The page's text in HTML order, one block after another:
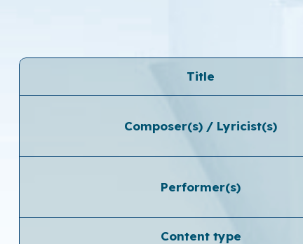
Title
Composer(s) / Lyricist(s)
Performer(s)
Content type